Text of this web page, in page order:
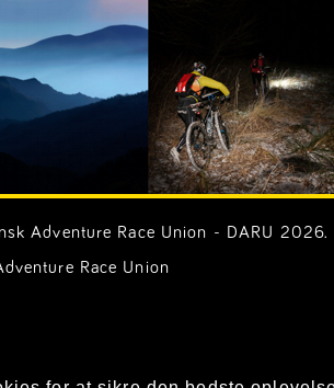
Adventure Race Union - DARU
Race Union